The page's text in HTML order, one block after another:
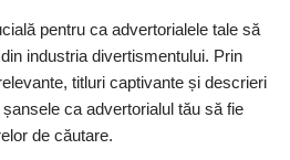
pentru ca advertorialele tale să
industria divertismentului. Prin
titluri captivante și descrieri
ca advertorialul tău să fie
de căutare.